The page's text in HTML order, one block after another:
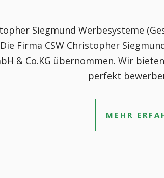
Siegmund Werbesysteme
Firma CSW Christopher
& Co.KG übernommen. Wir
perfekt
MEHR